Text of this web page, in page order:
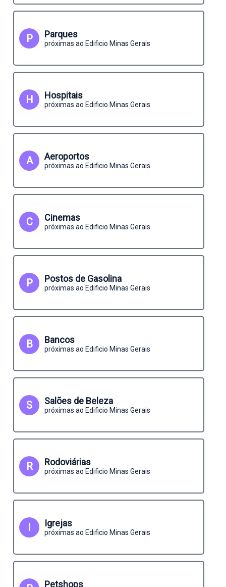
P Parques
próximas ao Edificio Minas Gerais
H Hospitais
próximas ao Edificio Minas Gerais
A Aeroportos
próximas ao Edificio Minas Gerais
C Cinemas
próximas ao Edificio Minas Gerais
P Postos de Gasolina
próximas ao Edificio Minas Gerais
B Bancos
próximas ao Edificio Minas Gerais
S Salões de Beleza
próximas ao Edificio Minas Gerais
R Rodoviárias
próximas ao Edificio Minas Gerais
I Igrejas
próximas ao Edificio Minas Gerais
Petshops